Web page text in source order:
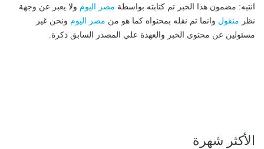
انتبه: مضمون هذا الخبر تم كتابته بواسطة مصر اليوم ولا يعبر عن وجهة
نظر منقول وانما تم نقله بمحتواه كما هو من مصر اليوم ونحن غير
مسئولين عن محتوى الخبر والعهدة علي المصدر السابق ذكرة.
الأكثر شهرة